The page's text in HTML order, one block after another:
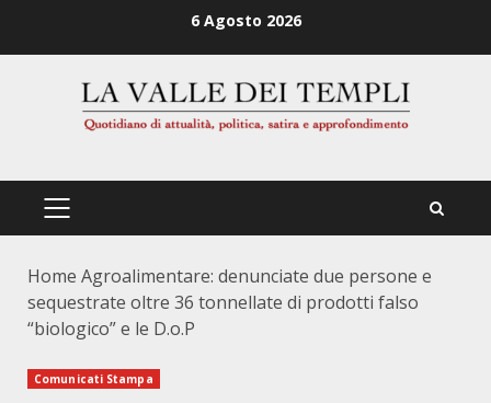
6 Agosto 2026
PRIMÄRES
Home Agroalimentare: denunciate due persone e
sequestrate oltre 36 tonnellate di prodotti falso
“biologico” e le D.o.P
Comunicati Stampa